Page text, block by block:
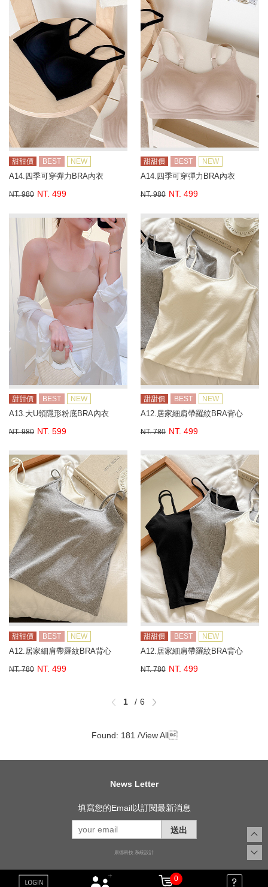
甜甜價 BEST NEW
A14.四季可穿彈力BRA內衣
NT. 980 NT. 499
甜甜價 BEST NEW
A14.四季可穿彈力BRA內衣
NT. 980 NT. 499
甜甜價 BEST NEW
A13.大U領隱形粉底BRA內衣
NT. 980 NT. 599
甜甜價 BEST NEW
A12.居家細肩帶羅紋BRA背心
NT. 780 NT. 499
甜甜價 BEST NEW
A12.居家細肩帶羅紋BRA背心
NT. 780 NT. 499
甜甜價 BEST NEW
A12.居家細肩帶羅紋BRA背心
NT. 780 NT. 499
1 6
Found: 181 /View All
News Letter
填寫您的Email以訂閱最新消息
送出
康德科技 系統設計
0